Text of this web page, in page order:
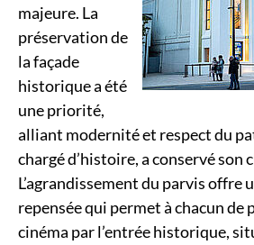
majeure. La
préservation de
la façade
historique a été
une priorité,
alliant modernité et respect du
chargé d’histoire, a conservé son
L’agrandissement du parvis offre
repensée qui permet à chacun de
cinéma par l’entrée historique,